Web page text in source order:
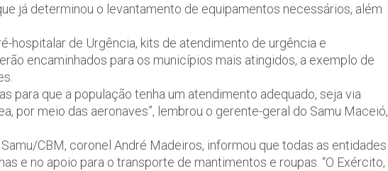
já determinou o levantamento de equipamentos necessários, além
hospitalar de Urgência, kits de atendimento de urgência e
encaminhados para os municípios mais atingidos, a exemplo de
para que a população tenha um atendimento adequado, seja via
por meio das aeronaves”, lembrou o gerente-geral do Samu Maceió,
CBM, coronel André Madeiros, informou que todas as entidades
e no apoio para o transporte de mantimentos e roupas. “O Exército,